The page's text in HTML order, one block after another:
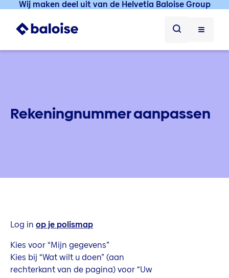
Wij maken deel uit van de Helvetia Baloise Group
Rekeningnummer aanpassen
Log in op je polismap
Kies voor “Mijn gegevens”
Kies bij “Wat wilt u doen” (aan
rechterkant van de pagina) voor “Uw